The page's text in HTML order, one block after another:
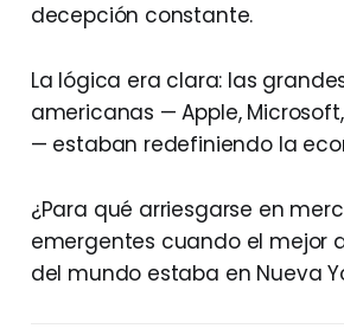
decepción constante.
La lógica era clara: las
americanas — Apple,
— estaban redefiniendo la
¿Para qué arriesgarse en
emergentes cuando el mejor
del mundo estaba en Nueva